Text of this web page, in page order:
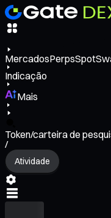
MercadosPerpsSpot
Indicação
Mais
Token/carteira de
/
Atividade